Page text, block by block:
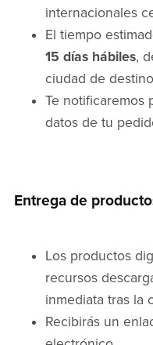
internacionales
El tiempo
15 días hábiles,
ciudad de
Te notificaremos
datos de tu
Entrega de
Los productos
recursos
inmediata tras la
Recibirás un